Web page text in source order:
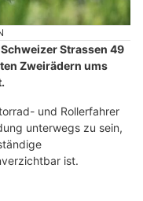
Strassen 49
Zweirädern ums
und Rollerfahrer
unterwegs zu sein,
ist.